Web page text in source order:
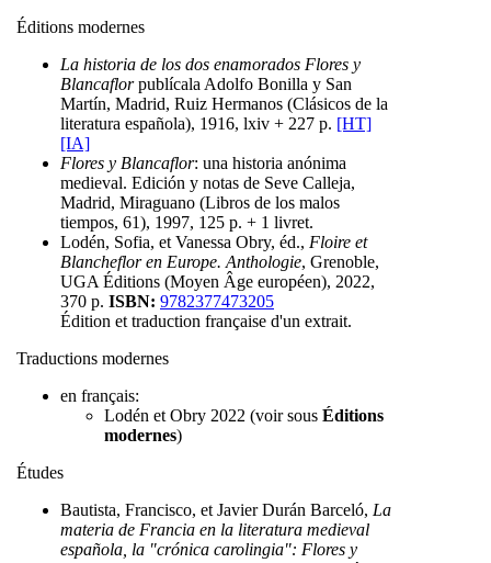
Éditions modernes
La historia de los dos enamorados Flores y
Blancaflorpublícala Adolfo Bonilla y San
Martín, Madrid, Ruiz Hermanos (Clásicos de la
literatura española), 1916, lxiv + 227 p. [HT]
[IA]
Flores y Blancaflor: una historia anónima
medieval. Edición y notas de Seve Calleja,
Madrid, Miraguano (Libros de los malos
tiempos, 61), 1997, 125 p. + 1 livret.
Lodén, Sofia, et Vanessa Obry, éd., Floire et
Blancheflor en Europe. Anthologie, Grenoble,
UGA Éditions (Moyen Âge européen), 2022,
370 p. ISBN: 9782377473205
Édition et traduction française d'un extrait.
Traductions modernes
en français:
Lodén et Obry 2022 (voir sous Éditions
modernes)
Études
Bautista, Francisco, et Javier Durán Barceló, La
materia de Francia en la literatura medieval
española, la "crónica carolingia": Flores y